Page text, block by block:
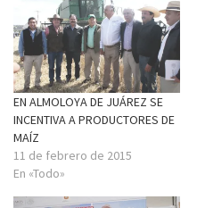
EN ALMOLOYA DE JUÁREZ SE
INCENTIVA A PRODUCTORES DE
MAÍZ
11 de febrero de 2015
En «Todo»